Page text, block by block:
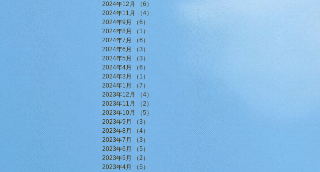
2024年12月
（6）
6件の記事
2024年11月 （4）
4件の記事
2024年9月
（6）
2024年8月
（1）
2024年7月
（6）
6件の記事
2024年6月
（3）
2024年5月
（3） 3件の記事
2024年4月
（6）
2024年3月
（1） 1件の記事
2024年1月
（7）
7件の記事
2023年12月
（4）
4件の記事
2023年11月
（2）
2件の記事
2023年10月
（5）
2023年9月
（3）
3件の記事
2023年8月
（4）
2023年7月
（3）
2023年6月
（5）
2023年5月
（2）2件の記事
2023年4月
（5）